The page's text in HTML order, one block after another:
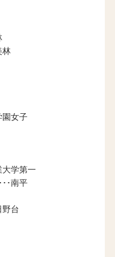
林
女子
学第一
･南平
台